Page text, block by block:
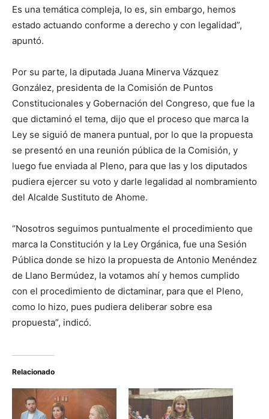
Es una temática compleja, lo es, sin embargo, hemos
estado actuando conforme a derecho y con legalidad”,
apuntó.
Por su parte, la diputada Juana Minerva Vázquez
González, presidenta de la Comisión de Puntos
Constitucionales y Gobernación del Congreso, que fue la
que dictaminó el tema, dijo que el proceso que marca la
Ley se siguió de manera puntual, por lo que la propuesta
se presentó en una reunión pública de la Comisión, y
luego fue enviada al Pleno, para que las y los diputados
pudiera ejercer su voto y darle legalidad al nombramiento
del Alcalde Sustituto de Ahome.
“Nosotros seguimos puntualmente el procedimiento que
marca la Constitución y la Ley Orgánica, fue una Sesión
Pública donde se hizo la propuesta de Antonio Menéndez
de Llano Bermúdez, la votamos ahí y hemos cumplido
con el procedimiento de dictaminar, para que el Pleno,
como lo hizo, pues pudiera deliberar sobre esa
propuesta”, indicó.
Relacionado